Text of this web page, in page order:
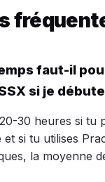
faut-il
si je
30 heures si tu
si tu utilises
la moyenne